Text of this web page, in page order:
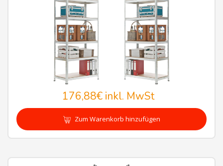
176,88€inkl. MwSt
Zum Warenkorb hinzufügen